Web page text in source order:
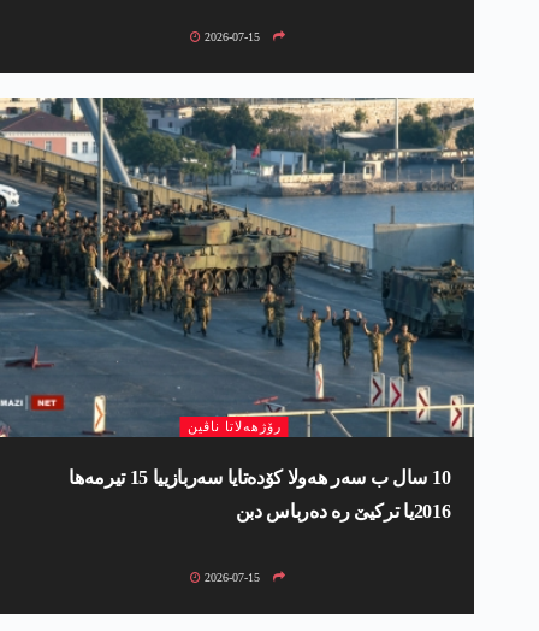
2026-07-15
رۆژھەلاتا ناڤین
10 سال ب سەر ھەولا كۆده‌تایا سەربازییا 15 تیرمەھا
2016یا ترکیێ رە دەرباس دبن
2026-07-15